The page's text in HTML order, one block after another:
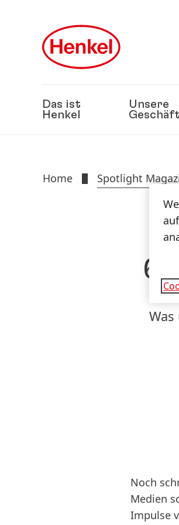
Das ist
Henkel
Unsere
Home Spotlight
6
Noch
Medien
Impulse